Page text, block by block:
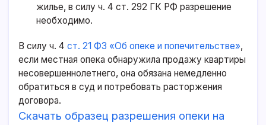
жилье, в силу ч. 4ст. 292 ГК РФ разрешение
необходимо.
В силу ч. 4ст. 21 ФЗ «Об опеке и попечительстве»,
если местная опека обнаружила продажу квартиры
несовершеннолетнего, она обязана немедленно
обратиться в суд и потребовать расторжения
договора.
Скачать образец разрешения опеки на